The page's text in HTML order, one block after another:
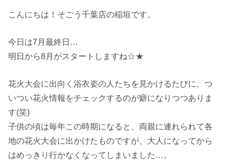
こんにちは！そごう千葉店の稲垣です。
今日は7月最終日…
明日から8月がスタートしますね☆★
花火大会に出向く浴衣姿の人たちを見かけるたびに、つ
いつい花火情報をチェックするのが癖になりつつありま
す(笑)
子供の頃は毎年この時期になると、両親に連れられて各
地の花火大会に出かけたものですが、大人になってから
はめっきり行かなくなってしまいました…。